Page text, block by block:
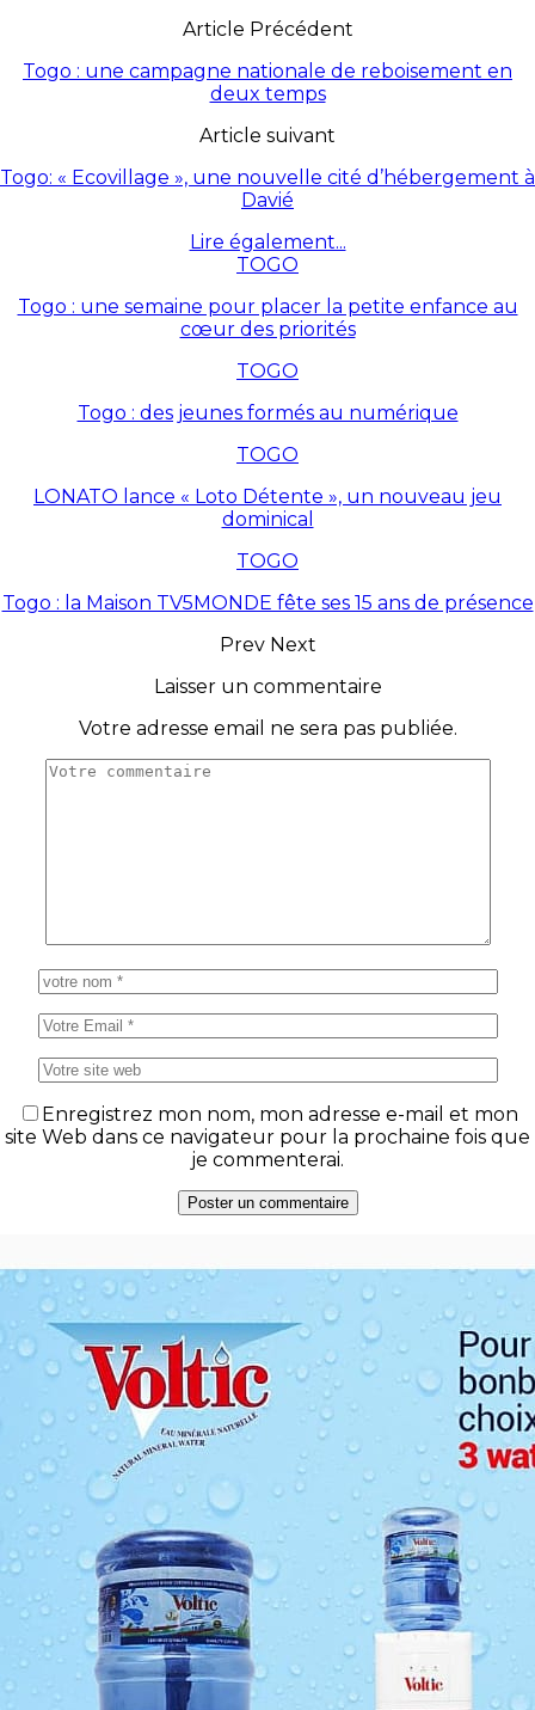
Article Précédent
Togo : une campagne nationale de reboisement en
deux temps
Article suivant
Togo: « Ecovillage », une nouvelle cité d’hébergement à
Davié
Lire également...
TOGO
Togo : une semaine pour placer la petite enfance au
cœur des priorités
TOGO
Togo : des jeunes formés au numérique
TOGO
LONATO lance « Loto Détente », un nouveau jeu
dominical
TOGO
Togo : la Maison TV5MONDE fête ses 15 ans de présence
Prev Next
Laisser un commentaire
Votre adresse email ne sera pas publiée.
Enregistrez mon nom, mon adresse e-mail et mon
site Web dans ce navigateur pour la prochaine fois que
je commenterai.